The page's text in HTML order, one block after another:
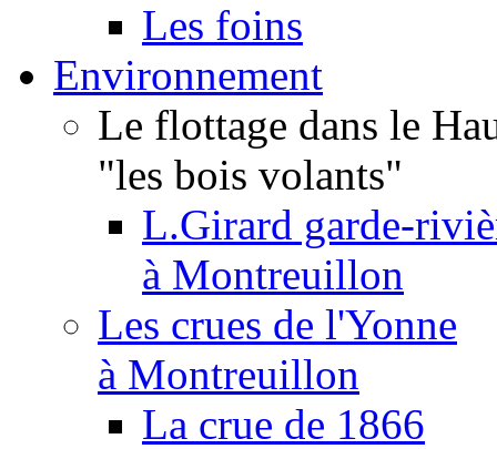
Les foins
Environnement
Le flottage dans le
"les bois volants"
L.Girard garde-
à Montreuillon
Les crues de l'Yonne
à Montreuillon
La crue de 1866